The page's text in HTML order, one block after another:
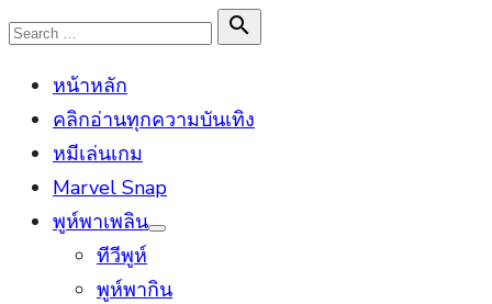
Skip
content
Search

Search
หน้าหลัก
คลิกอ่านทุกความบันเทิง
หมีเล่นเกม
Marvel Snap
พูห์พาเพลิน
Show
ทีวีพูห์
พูห์พากิน